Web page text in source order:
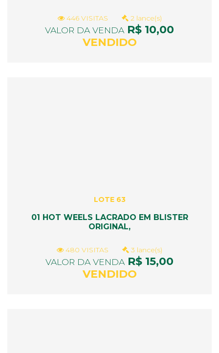
446 VISITAS 2 lance(s)
VALOR DA VENDAR$ 10,00
VENDIDO
LOTE 63
01 HOT WEELS LACRADO EM BLISTER
ORIGINAL,
480 VISITAS 3 lance(s)
VALOR DA VENDAR$ 15,00
VENDIDO